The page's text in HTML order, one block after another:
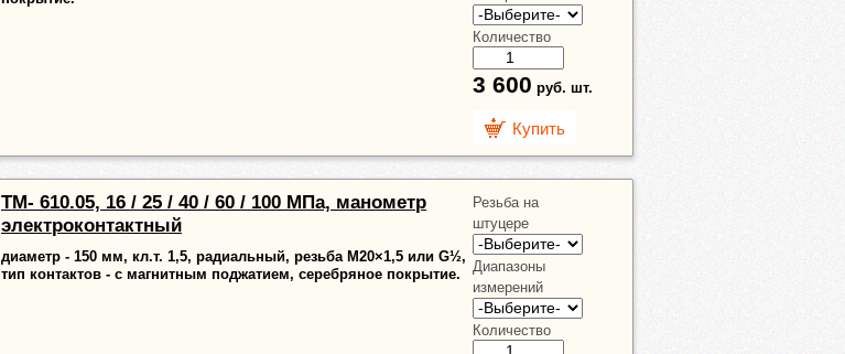
Количество
3 600 руб. шт.
Купить
ТМ- 610.05, 16 / 25 / 40 / 60 / 100 МПа, манометр
электроконтактный
диаметр - 150 мм, кл.т. 1,5, радиальный, резьба М20×1,5 или G½,
тип контактов - с магнитным поджатием, серебряное покрытие.
Резьба на
штуцере
Диапазоны
измерений
Количество